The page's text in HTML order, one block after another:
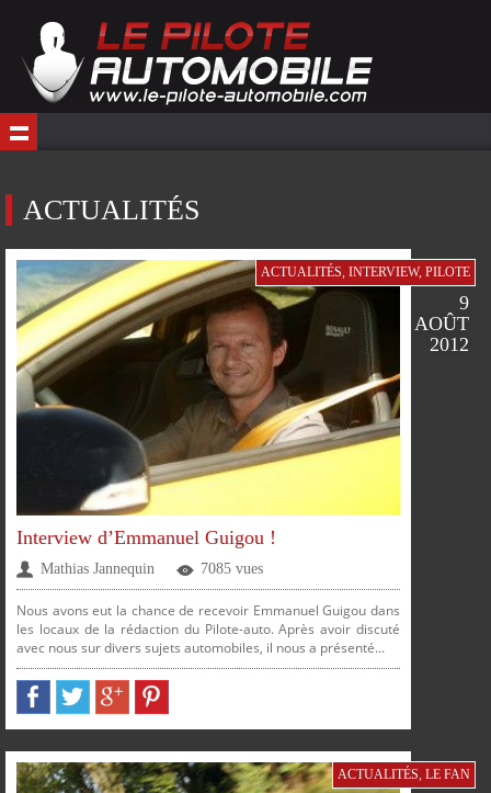
ACTUALITÉS
ACTUALITÉS, INTERVIEW, PILOTE
9
AOÛT
2012
Interview d’Emmanuel Guigou !
Mathias Jannequin 7085 vues
Nous avons eut la chance de recevoir Emmanuel Guigou dans
les locaux de la rédaction du Pilote-auto. Après avoir discuté
avec nous sur divers sujets automobiles, il nous a présenté...
ACTUALITÉS, LE FAN